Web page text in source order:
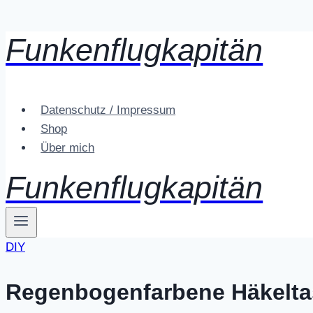
Zum
Inhalt
Funkenflugkapitän
Datenschutz / Impressum
Shop
Über mich
Funkenflugkapitän
DIY
Regenbogenfarbene